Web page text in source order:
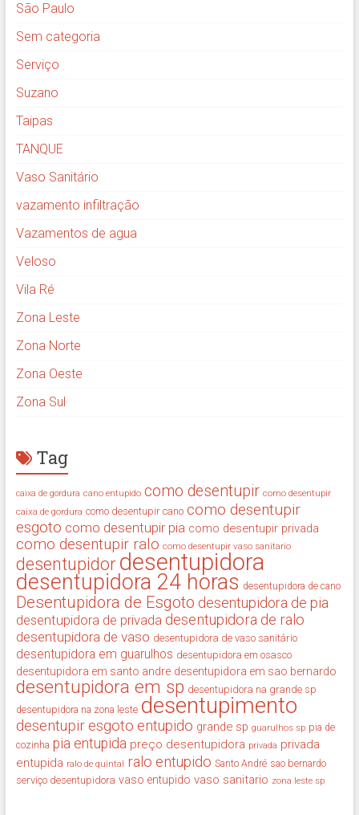
São Paulo
Sem categoria
Serviço
Suzano
Taipas
TANQUE
Vaso Sanitário
vazamento infiltração
Vazamentos de agua
Veloso
Vila Ré
Zona Leste
Zona Norte
Zona Oeste
Zona Sul
Tag
caixa de gordura cano entupido como desentupir como desentupir
caixa de gordura como desentupir cano como desentupir
esgoto como desentupir pia como desentupir privada
como desentupir ralo como desentupir vaso sanitario
desentupidor desentupidora
desentupidora 24 horas desentupidora de cano
Desentupidora de Esgoto desentupidora de pia
desentupidora de privada desentupidora de ralo
desentupidora de vaso desentupidora de vaso sanitário
desentupidora em guarulhos desentupidora em osasco
desentupidora em santo andre desentupidora em sao bernardo
desentupidora em sp desentupidora na grande sp
desentupidora na zona leste desentupimento
desentupir esgoto entupido grande sp guarulhos sp pia de
cozinha pia entupida preço desentupidora privada privada
entupida ralo de quintal ralo entupido Santo André sao bernardo
serviço desentupidora vaso entupido vaso sanitario zona leste sp